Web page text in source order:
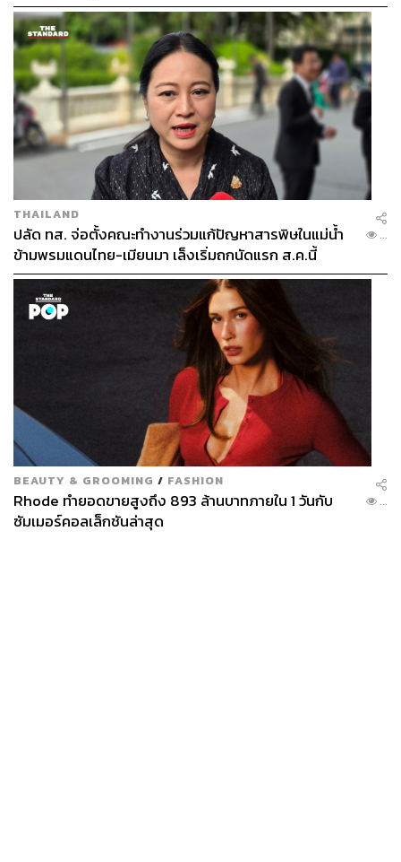
THAILAND
ปลัด ทส. จ่อตั้งคณะทำงานร่วมแก้ปัญหาสารพิษในแม่น้ำ
ข้ามพรมแดนไทย-เมียนมา เล็งเริ่มถกนัดแรก ส.ค.นี้
...
BEAUTY & GROOMING / FASHION
Rhode ทำยอดขายสูงถึง 893 ล้านบาทภายใน 1 วันกับ
ซัมเมอร์คอลเล็กชันล่าสุด
...